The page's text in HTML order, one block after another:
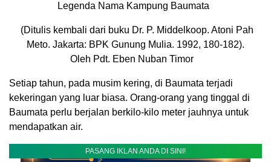
Legenda Nama Kampung Baumata
(Ditulis kembali dari buku Dr. P. Middelkoop. Atoni Pah
Meto. Jakarta: BPK Gunung Mulia. 1992, 180-182).
Oleh Pdt. Eben Nuban Timor
Setiap tahun, pada musim kering, di Baumata terjadi
kekeringan yang luar biasa. Orang-orang yang tinggal di
Baumata perlu berjalan berkilo-kilo meter jauhnya untuk
mendapatkan air.
PASANG IKLAN ANDA DI SINI!